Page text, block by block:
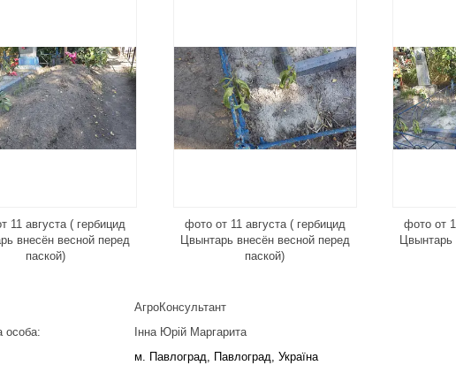
11 августа ( гербицид
внесён весной перед
паской)
фото от 11 августа ( гербицид
Цвынтарь внесён весной перед
паской)
фото от
АгроКонсультант
Інна Юрій Маргарита
м. Павлоград, Павлоград, Україна